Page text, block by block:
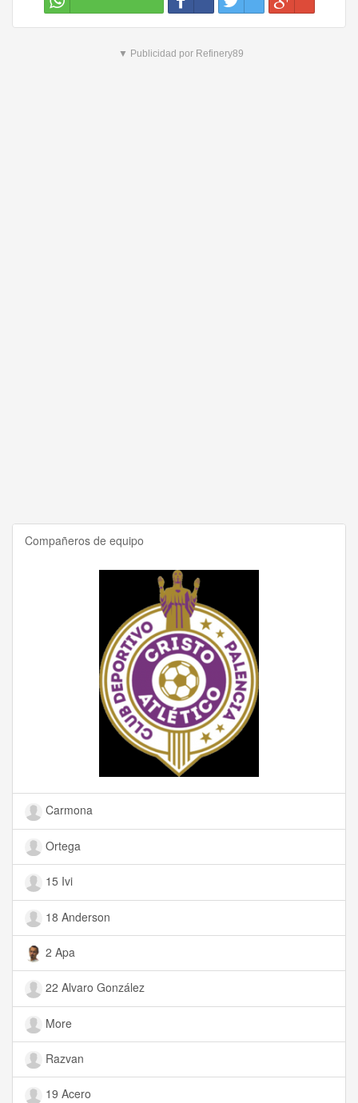
▼ Publicidad por Refinery89
Compañeros de equipo
Carmona
Ortega
15 Ivi
18 Anderson
2 Apa
22 Alvaro González
More
Razvan
19 Acero